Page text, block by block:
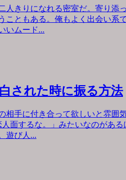
人きりになれる密室だ。寄り添
こともある。俺もよく出会い系
いムード...
された時に振る方法
相手に付き合って欲しいと雰囲
人面するな。」みたいなのがあ
遊び人...